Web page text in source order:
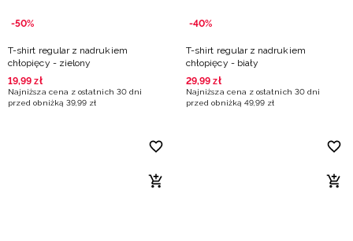
-50%
T-shirt regular z nadrukiem
chłopięcy - zielony
19,99 zł
Najniższa cena z ostatnich 30 dni
przed obniżką 39,99 zł
-40%
T-shirt regular z nadrukiem
chłopięcy - biały
29,99 zł
Najniższa cena z ostatnich 30 dni
przed obniżką 49,99 zł